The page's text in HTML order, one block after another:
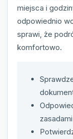
miejsca i
odpowiednio
sprawi, że
komfortowo.
zasadami